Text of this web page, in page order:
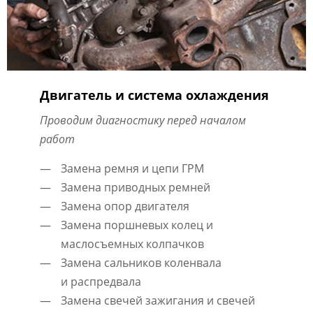
Двигатель и система охлаждения
Проводим диагностику перед началом
работ
Замена ремня и цепи ГРМ
Замена приводных ремней
Замена опор двигателя
Замена поршневых колец и
маслосъемных колпачков
Замена сальников коленвала
и распредвала
Замена свечей зажигания и свечей